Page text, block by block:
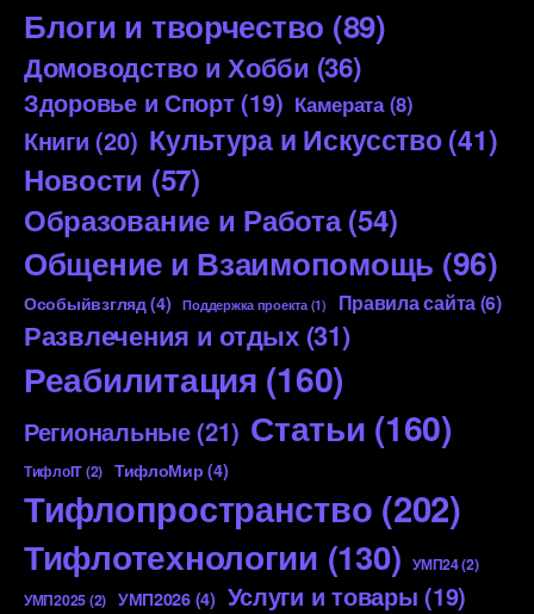
Блоги и творчество (89)
Домоводство и Хобби (36)
Здоровье и Спорт(19) Камерата(8)
Книги (20) Культура и Искусство(41)
Новости (57)
Образование и Работа(54)
Общение и Взаимопомощь (96)
Особыйвзгляд(4) Поддержка проекта(1) Правила сайта(6)
Развлечения и отдых(31)
Реабилитация (160)
Региональные(21) Статьи (160)
ТифлоIT(2) ТифлоМир (4)
Тифлопространство (202)
Тифлотехнологии (130) УМП24(2)
УМП2025(2) УМП2026(4) Услуги и товары (19)